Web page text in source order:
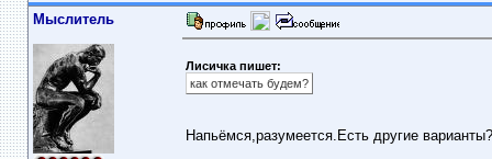
Мыслитель
Лисичка пишет:
как отмечать будем?
Напьёмся,разумеется.Есть другие варианты?